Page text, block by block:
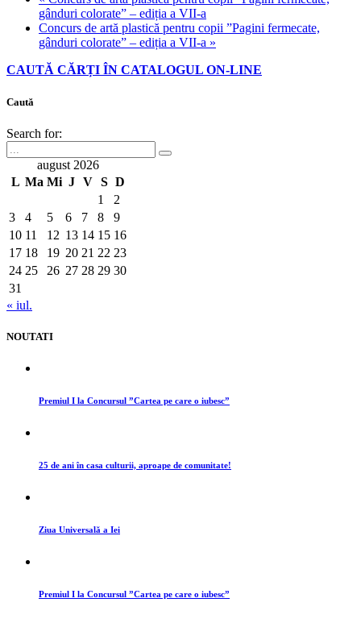
gânduri colorate” – ediția a VII-a
Concurs de artă plastică pentru copii ”Pagini fermecate,
gânduri colorate” – ediția a VII-a »
CAUTĂ CĂRȚI ÎN CATALOGUL ON-LINE
Caută
Search for:
august 2026
L Ma Mi J V S D
1
2
3
4 5 6 7 8
9
10 11 12 13 14 15 16
17 18 19 20 21 22 23
24 25 26 27 28 29 30
31
« iul.
NOUTATI
Premiul I la Concursul ”Cartea pe care o iubesc”
25 de ani în casa culturii, aproape de comunitate!
Ziua Universală a Iei
Premiul I la Concursul ”Cartea pe care o iubesc”